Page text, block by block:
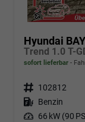
Hyundai
sofort lieferbar
Fahrzeugnr. 102812
Kraftstoff Benzin
Leistung 66 kW (90